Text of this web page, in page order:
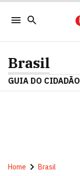
Brasil
GUIA DO CIDADÃO
Home Brasil